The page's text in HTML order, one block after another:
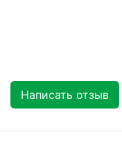
Написать отзыв